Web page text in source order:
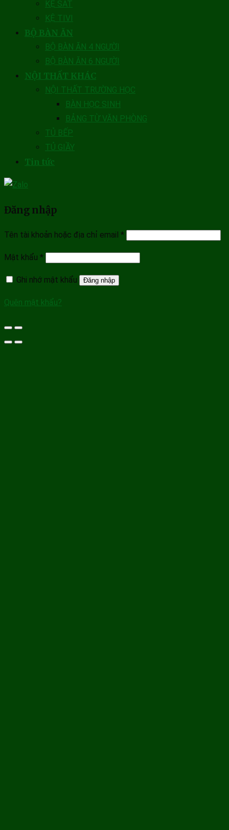
KỆ SẮT
KỆ TIVI
BỘ BÀN ĂN
BỘ BÀN ĂN 4 NGƯỜI
BỘ BÀN ĂN 6 NGƯỜI
NỘI THẤT KHÁC
NỘI THẤT TRƯỜNG HỌC
BÀN HỌC SINH
BẢNG TỪ VĂN PHÒNG
TỦ BẾP
TỦ GIẦY
Tin tức
Đăng nhập
Tên tài khoản hoặc địa chỉ email *
Mật khẩu *
Ghi nhớ mật khẩu Đăng nhập
Quên mật khẩu?